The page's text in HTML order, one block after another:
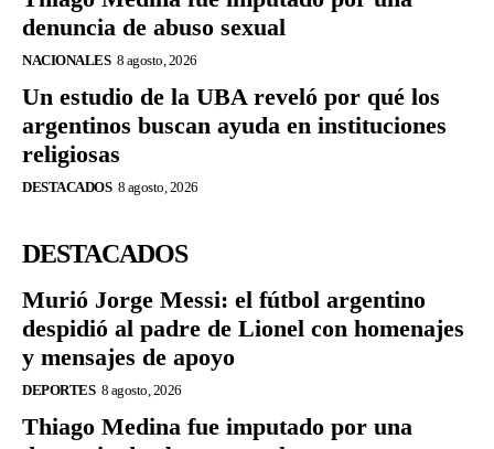
denuncia de abuso sexual
NACIONALES 8 agosto, 2026
Un estudio de la UBA reveló por qué los
argentinos buscan ayuda en instituciones
religiosas
DESTACADOS 8 agosto, 2026
DESTACADOS
Murió Jorge Messi: el fútbol argentino
despidió al padre de Lionel con homenajes
y mensajes de apoyo
DEPORTES 8 agosto, 2026
Thiago Medina fue imputado por una